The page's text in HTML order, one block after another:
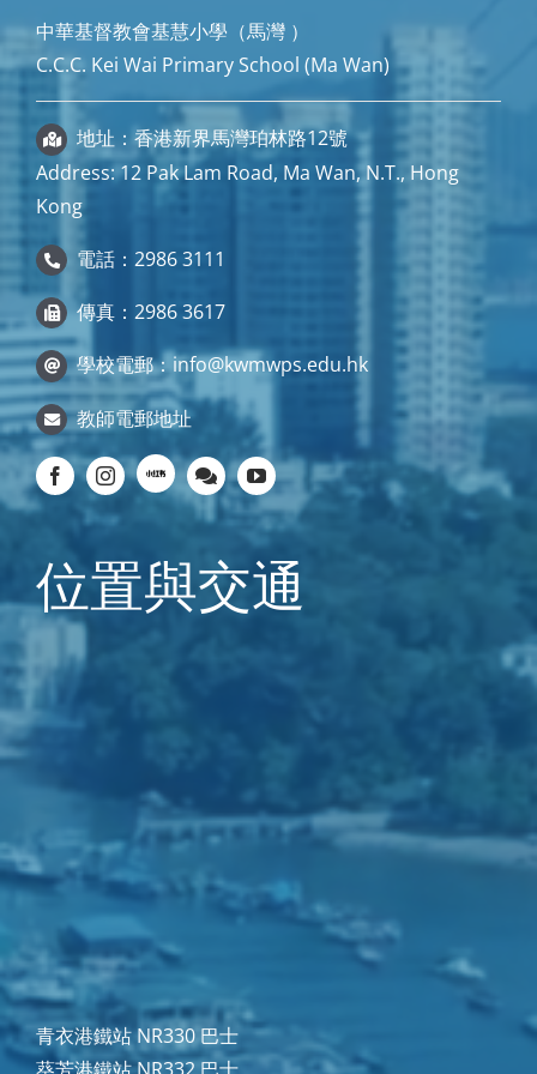
中華基督教會基慧小學（馬灣 ）
C.C.C. Kei Wai Primary School (Ma Wan)
地址：香港新界馬灣珀林路12號
Address: 12 Pak Lam Road, Ma Wan, N.T., Hong
Kong
電話：2986 3111
傳真：2986 3617
學校電郵： info@kwmwps.edu.hk
教師電郵地址
位置與交通
青衣港鐵站 NR330 巴士